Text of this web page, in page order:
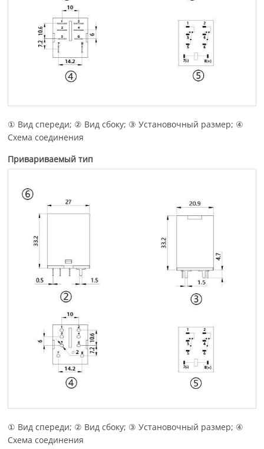
① Вид спереди; ② Вид сбоку; ③ Установочный размер; ④
Схема соединения
Привариваемый тип
① Вид спереди; ② Вид сбоку; ③ Установочный размер; ④
Схема соединения